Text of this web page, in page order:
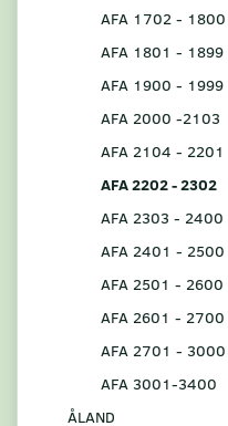
AFA 1702 - 1800
AFA 1801 - 1899
AFA 1900 - 1999
AFA 2000 -2103
AFA 2104 - 2201
AFA 2202 - 2302
AFA 2303 - 2400
AFA 2401 - 2500
AFA 2501 - 2600
AFA 2601 - 2700
AFA 2701 - 3000
AFA 3001-3400
ÅLAND